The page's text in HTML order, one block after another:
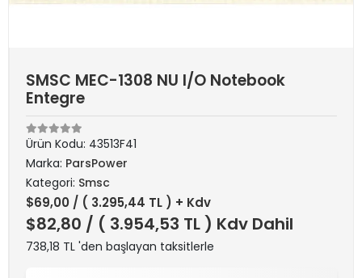
SMSC MEC-1308 NU I/O Notebook
Entegre
Ürün Kodu: 43513F41
Marka: ParsPower
Kategori: Smsc
$69,00 / ( 3.295,44 TL ) + Kdv
$82,80 / ( 3.954,53 TL ) Kdv Dahil
738,18 TL 'den başlayan taksitlerle